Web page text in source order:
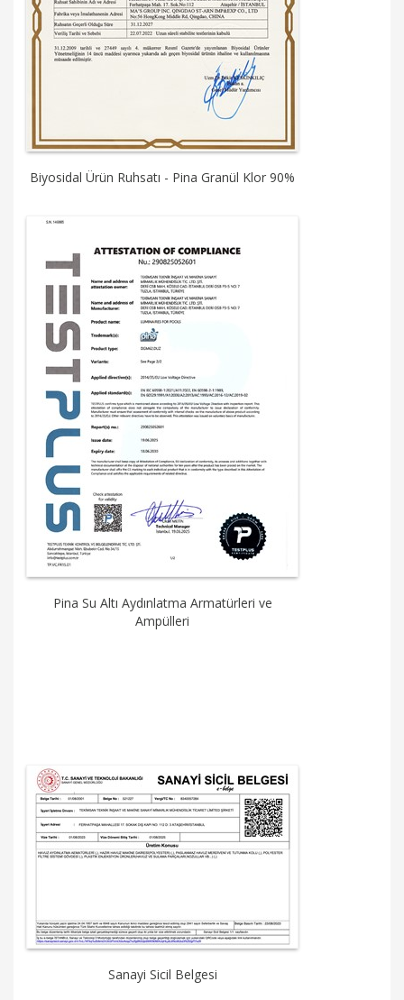
Biyosidal Ürün Ruhsatı - Pina Granül Klor 90%
Pina Su Altı Aydınlatma Armatürleri ve
Ampülleri
Sanayi Sicil Belgesi